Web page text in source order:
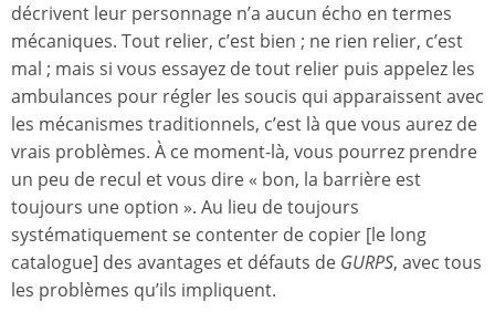
décrivent leur personnage n’a aucun écho en termes
mécaniques. Tout relier, c’est bien ; ne rien relier, c’est
mal ; mais si vous essayez de tout relier puis appelez les
ambulances pour régler les soucis qui apparaissent avec
les mécanismes traditionnels, c’est là que vous aurez de
vrais problèmes. À ce moment-là, vous pourrez prendre
un peu de recul et vous dire « bon, la barrière est
toujours une option ». Au lieu de toujours
systématiquement se contenter de copier [le long
catalogue] des avantages et défauts de GURPS, avec tous
les problèmes qu’ils impliquent.